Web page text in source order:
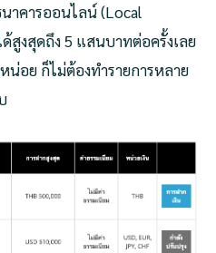
าคารออนไลน์ (Local
สูงสุดถึง 5 แสนบาทต่อครั้งเลย
อย ก็ไม่ต้องทำรายการหลาย